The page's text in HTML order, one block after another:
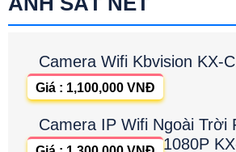
Camera Wifi Kbvision KX-
Giá : 1,100,000 VNĐ
Camera IP Wifi Ngoài Trời
1080P